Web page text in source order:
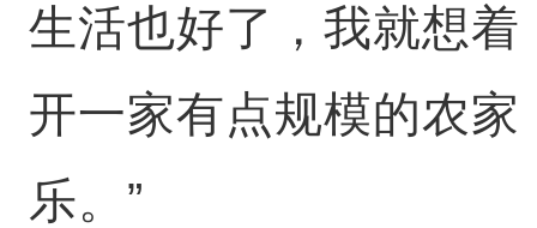
生活也好了，我就想着
开一家有点规模的农家
乐。”